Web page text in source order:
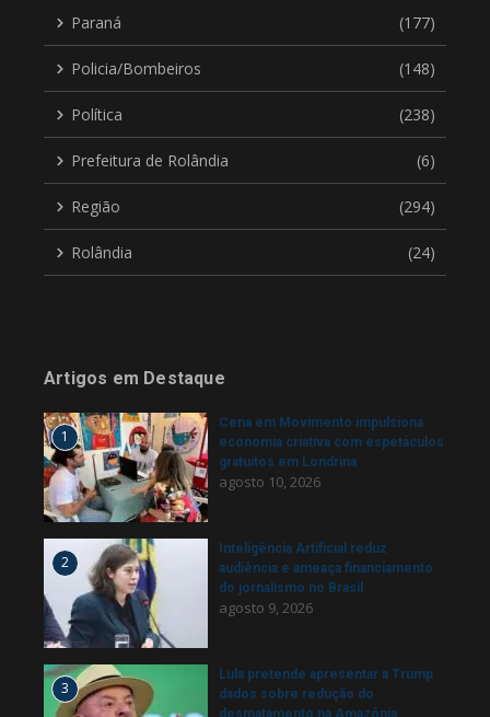
Paraná (177)
Policia/Bombeiros (148)
Política (238)
Prefeitura de Rolândia (6)
Região (294)
Rolândia (24)
Artigos em Destaque
1
Cena em Movimento impulsiona
economia criativa com espetáculos
gratuitos em Londrina
agosto 10, 2026
2
Inteligência Artificial reduz
audiência e ameaça financiamento
do jornalismo no Brasil
agosto 9, 2026
3
Lula pretende apresentar a Trump
dados sobre redução do
desmatamento na Amazônia